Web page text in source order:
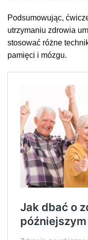
Podsumowując,
utrzymaniu zdrowia
stosować różne
pamięci i mózgu.